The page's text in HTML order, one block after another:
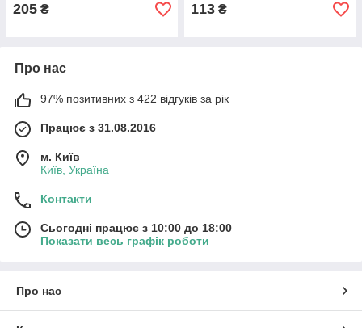
205 ₴ 113 ₴
Про нас
97% позитивних з 422 відгуків за рік
Працює з 31.08.2016
м. Київ
Київ, Україна
Контакти
Сьогодні працює з 10:00 до 18:00
Показати весь графік роботи
Про нас